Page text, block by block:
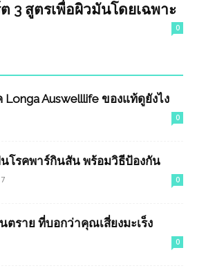
3 สูตรเพื่อผิวมันโดยเฉพาะ
0
Auswelllife ของแท้ดูยังไง
0
โรคพาร์กินสัน พร้อมวิธีป้องกัน
0
ราย ที่บอกว่าคุณเสี่ยงมะเร็ง
0